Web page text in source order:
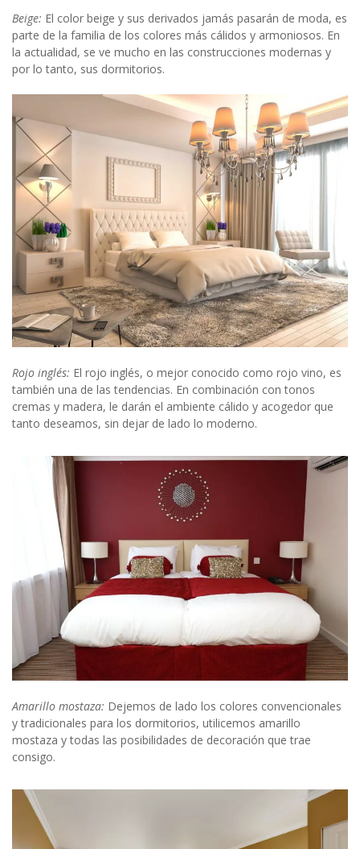
Beige: El color beige y sus derivados jamás pasarán de moda, es
parte de la familia de los colores más cálidos y armoniosos. En
la actualidad, se ve mucho en las construcciones modernas y
por lo tanto, sus dormitorios.
Rojo inglés: El rojo inglés, o mejor conocido como rojo vino, es
también una de las tendencias. En combinación con tonos
cremas y madera, le darán el ambiente cálido y acogedor que
tanto deseamos, sin dejar de lado lo moderno.
Amarillo mostaza: Dejemos de lado los colores convencionales
y tradicionales para los dormitorios, utilicemos amarillo
mostaza y todas las posibilidades de decoración que trae
consigo.